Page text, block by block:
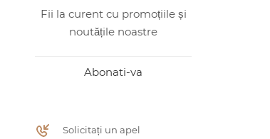
Fii la curent cu promoțiile și
noutățile noastre
Abonati-va
Solicitați un apel